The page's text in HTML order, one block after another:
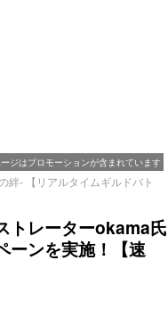
ジはプロモーションが含まれています
絆- 【リアルタイムギルドバト
トレーターokama氏
ーンを実施！【速